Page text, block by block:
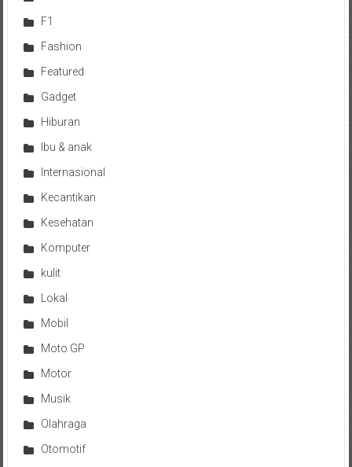
F1
Fashion
Featured
Gadget
Hiburan
Ibu & anak
Internasional
Kecantikan
Kesehatan
Komputer
kulit
Lokal
Mobil
Moto GP
Motor
Musik
Olahraga
Otomotif